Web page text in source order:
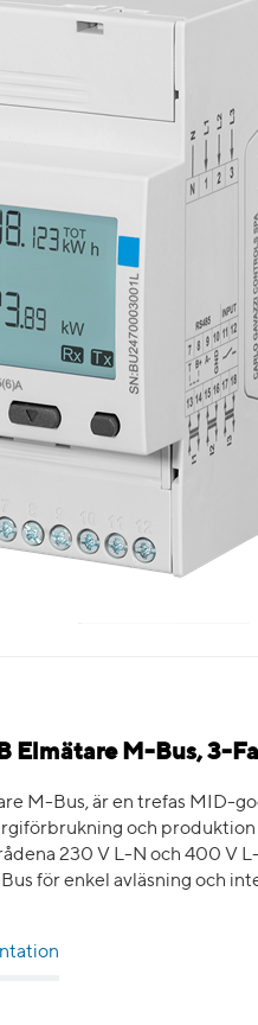
Elmätare M-Bus, 3-
M-Bus, är en trefas MID-
och
230 V L-N och 400 V
för enkel avläsning och